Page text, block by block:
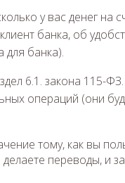
у вас денег на
банка, об
для банка).
6.1. закона 115-
операций (они
тому, как вы
переводы, и